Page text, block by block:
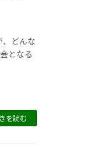
、どんな
となる
を読む